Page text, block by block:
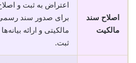
اصلاح سند
مالکیت
اعتراض به ثبت و
برای صدور سند
مالکیتی و ارائه
ثبت.